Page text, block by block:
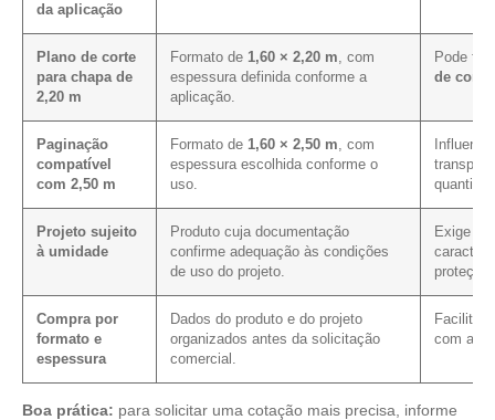
da aplicação
Plano de corte
para chapa de
2,20 m
Formato de 1,60 × 2,20 m , com
espessura definida conforme a
aplicação.
Pode
de corte
Paginação
compatível
com 2,50 m
Formato de 1,60 × 2,50 m , com
espessura escolhida conforme o
uso.
Projeto sujeito
à umidade
Produto cuja documentação
confirme adequação às condições
de uso do projeto.
Exige
Compra por
formato e
espessura
Dados do produto e do projeto
organizados antes da solicitação
comercial.
Facilita
com as
Boa prática: para solicitar uma cotação mais precisa, informe